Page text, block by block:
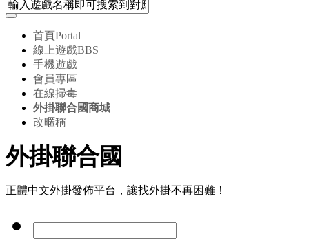
首頁Portal
線上遊戲BBS
手機遊戲
會員專區
在線掃毒
外掛聯合國商城
改暱稱
外掛聯合國
正體中文外掛發佈平台，讓找外掛不再困難！